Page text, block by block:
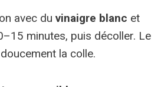
avec du vinaigre blanc et
minutes, puis décoller. Le
la colle.